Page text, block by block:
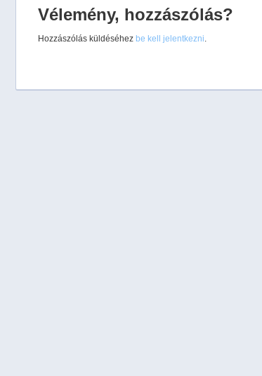
Vélemény, hozzászólás?
Hozzászólás küldéséhezbe kell jelentkezni.